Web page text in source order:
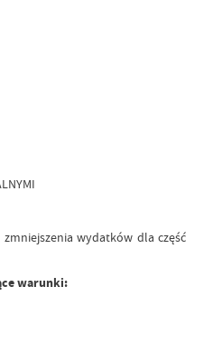
wydatków dla część
warunki: